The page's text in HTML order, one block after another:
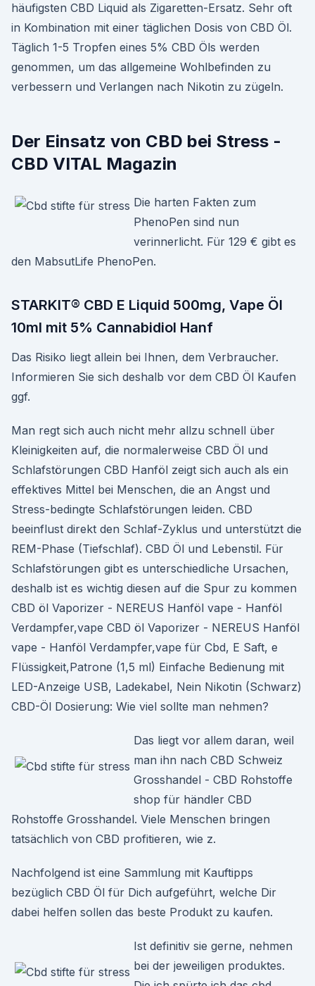
häufigsten CBD Liquid als Zigaretten-Ersatz. Sehr oft
in Kombination mit einer täglichen Dosis von CBD Öl.
Täglich 1-5 Tropfen eines 5% CBD Öls werden
genommen, um das allgemeine Wohlbefinden zu
verbessern und Verlangen nach Nikotin zu zügeln.
Der Einsatz von CBD bei Stress -
CBD VITAL Magazin
Die harten Fakten zum
PhenoPen sind nun
verinnerlicht. Für 129 € gibt es
den MabsutLife PhenoPen.
STARKIT® CBD E Liquid 500mg, Vape Öl
10ml mit 5% Cannabidiol Hanf
Das Risiko liegt allein bei Ihnen, dem Verbraucher.
Informieren Sie sich deshalb vor dem CBD Öl Kaufen
ggf.
Man regt sich auch nicht mehr allzu schnell über
Kleinigkeiten auf, die normalerweise CBD Öl und
Schlafstörungen CBD Hanföl zeigt sich auch als ein
effektives Mittel bei Menschen, die an Angst und
Stress-bedingte Schlafstörungen leiden. CBD
beeinflust direkt den Schlaf-Zyklus und unterstützt die
REM-Phase (Tiefschlaf). CBD Öl und Lebenstil. Für
Schlafstörungen gibt es unterschiedliche Ursachen,
deshalb ist es wichtig diesen auf die Spur zu kommen
CBD öl Vaporizer - NEREUS Hanföl vape - Hanföl
Verdampfer,vape CBD öl Vaporizer - NEREUS Hanföl
vape - Hanföl Verdampfer,vape für Cbd, E Saft, e
Flüssigkeit,Patrone (1,5 ml) Einfache Bedienung mit
LED-Anzeige USB, Ladekabel, Nein Nikotin (Schwarz)
CBD-Öl Dosierung: Wie viel sollte man nehmen?
Das liegt vor allem daran, weil
man ihn nach CBD Schweiz
Grosshandel - CBD Rohstoffe
shop für händler CBD
Rohstoffe Grosshandel. Viele Menschen bringen
tatsächlich von CBD profitieren, wie z.
Nachfolgend ist eine Sammlung mit Kauftipps
bezüglich CBD Öl für Dich aufgeführt, welche Dir
dabei helfen sollen das beste Produkt zu kaufen.
Ist definitiv sie gerne, nehmen
bei der jeweiligen produktes.